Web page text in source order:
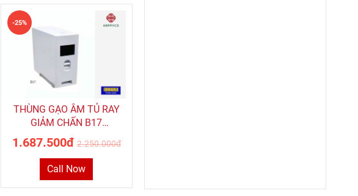
THÙNG GẠO ÂM TỦ RAY
GIẢM CHẤN B17
EUROGOLD
1.687.500đ 2.250.000đ
-25%
Call Now